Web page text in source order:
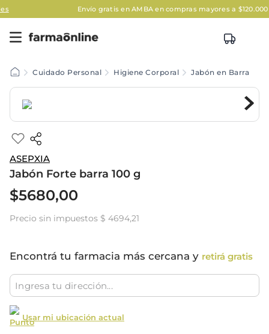
Envío gratis en AMBA en compras mayores a $120.000
Cuidado Personal Higiene Corporal Jabón en Barra
ASEPXIA
Jabón Forte barra 100 g
$5680,00
Precio sin impuestos $ 4694,21
Encontrá tu farmacia más cercana y retirá gratis
Usar mi ubicación actual